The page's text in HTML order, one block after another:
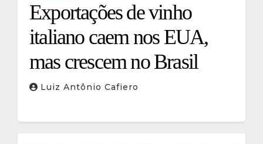
Exportações de vinho
italiano caem nos EUA,
mas crescem no Brasil
Luiz Antônio Cafiero